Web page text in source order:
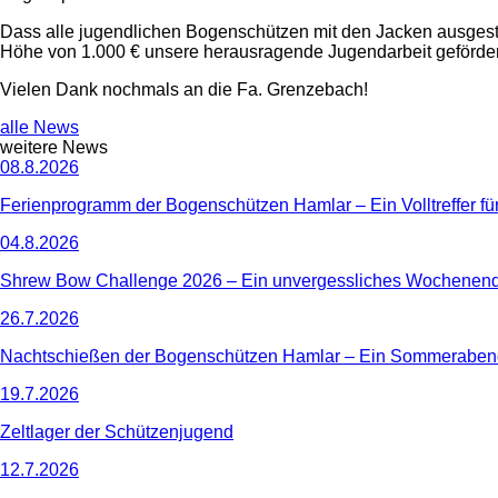
Dass alle jugendlichen Bogenschützen mit den Jacken
Höhe von 1.000 € unsere herausragende Jugendarbeit
Vielen Dank nochmals an die Fa. Grenzebach!
alle News
weitere News
08.8.2026
Ferienprogramm der Bogenschützen Hamlar – Ein Volltreffer
04.8.2026
Shrew Bow Challenge 2026 – Ein unvergessliches
26.7.2026
Nachtschießen der Bogenschützen Hamlar – Ein
19.7.2026
Zeltlager der Schützenjugend
12.7.2026